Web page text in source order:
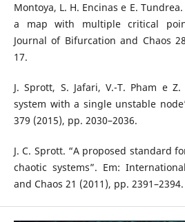
Montoya, L. H. Encinas e E.
a map with multiple critical
Journal of Bifurcation and Chaos
17.
J. Sprott, S. Jafari, V.-T. Pham e
system with a single unstable
379 (2015), pp. 2030–2036.
J. C. Sprott. “A proposed standard
chaotic systems”. Em:
and Chaos 21 (2011), pp. 2391–2394.